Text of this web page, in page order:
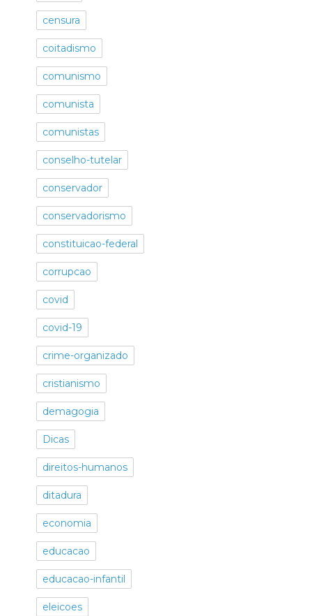
censura
coitadismo
comunismo
comunista
comunistas
conselho-tutelar
conservador
conservadorismo
constituicao-federal
corrupcao
covid
covid-19
crime-organizado
cristianismo
demagogia
Dicas
direitos-humanos
ditadura
economia
educacao
educacao-infantil
eleicoes